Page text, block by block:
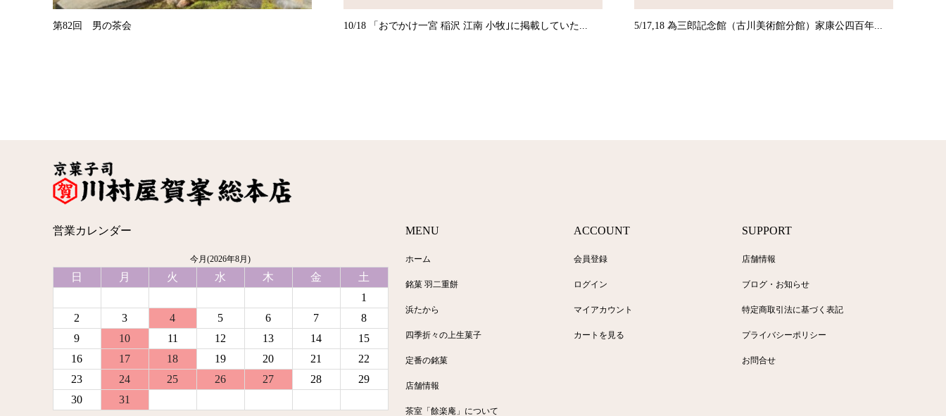
第82回 男の茶会 10/18 「おでかけ一宮 稲沢 江南 小牧｣に掲載していた... 5/17,18 為三郎記念館（古川美術館分館）家康公四百年...
営業カレンダー
今月(2026年8月)
日 月 火 水 木 金
土
1
2
3 4 5 6 7
8
9
10 11 12 13 14
15
16
17 18 19 20 21
22
23
24 25 26 27 28
29
30
31
MENU
ホーム
銘菓 羽二重餅
浜たから
四季折々の上生菓子
定番の銘菓
店舗情報
茶室「餘楽庵」について
ACCOUNT
会員登録
ログイン
マイアカウント
カートを見る
SUPPORT
店舗情報
ブログ・お知らせ
特定商取引法に基づく表記
プライバシーポリシー
お問合せ